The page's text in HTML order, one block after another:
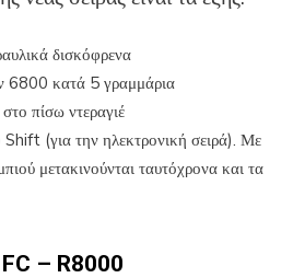
δισκόφρενα
6800 κατά 5 γραμμάρια
πίσω ντεραγιέ
(για την ηλεκτρονική σειρά). Με
μετακινούνται ταυτόχρονα και τα
FC – R8000